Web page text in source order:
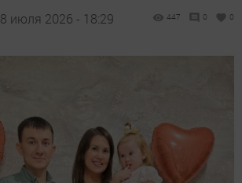
8 июля 2026 - 18:29 447 0 0